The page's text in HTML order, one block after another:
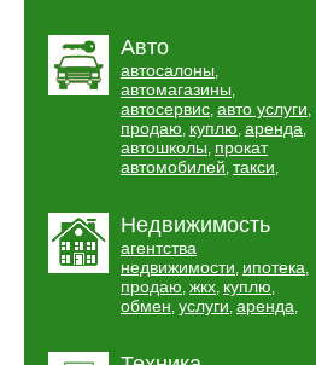
Авто
автосалоны,
автомагазины,
автосервис, авто услуги,
продаю, куплю, аренда,
автошколы, прокат
автомобилей, такси,
Недвижимость
агентства
недвижимости, ипотека,
продаю, жкх, куплю,
обмен, услуги, аренда,